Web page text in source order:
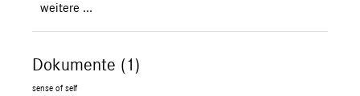
weitere ...
Dokumente (1)
sense of self